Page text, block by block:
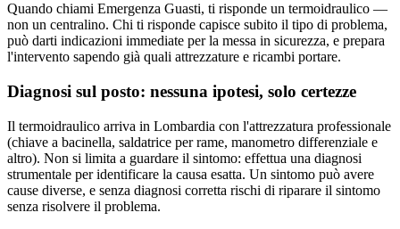
Quando chiami Emergenza Guasti, ti risponde un termoidraulico —
non un centralino. Chi ti risponde capisce subito il tipo di problema,
può darti indicazioni immediate per la messa in sicurezza, e prepara
l'intervento sapendo già quali attrezzature e ricambi portare.
Diagnosi sul posto: nessuna ipotesi, solo certezze
Il termoidraulico arriva in Lombardia con l'attrezzatura professionale
(chiave a bacinella, saldatrice per rame, manometro differenziale e
altro). Non si limita a guardare il sintomo: effettua una diagnosi
strumentale per identificare la causa esatta. Un sintomo può avere
cause diverse, e senza diagnosi corretta rischi di riparare il sintomo
senza risolvere il problema.